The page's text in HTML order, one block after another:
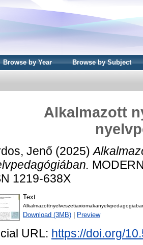
Browse by Year Browse by Subject
Alkalmazott
Jenő (2025)
1219-638X
Text
Download (3MB) Preview
URL: https://doi.org/